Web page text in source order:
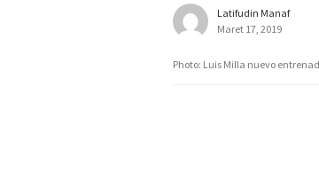
Latifudin Manaf
Maret 17, 2019
Photo: Luis Milla nuevo